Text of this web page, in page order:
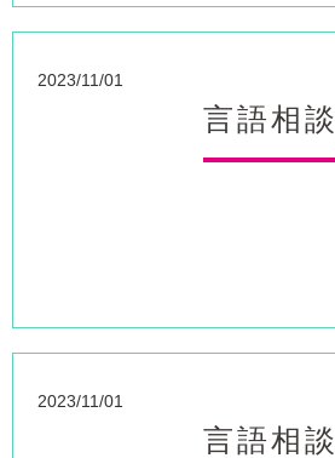
2023/11/01
言語相談
2023/11/01
言語相談